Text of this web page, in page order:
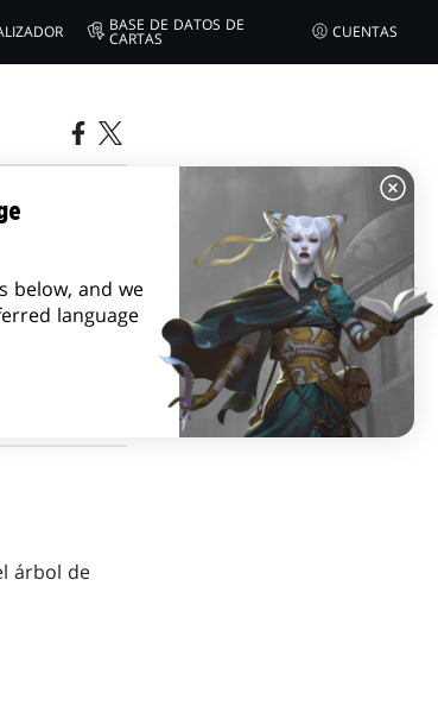
BASE DE DATOS DE
CARTAS CUENTAS
EN
árbol de
below, and we
language